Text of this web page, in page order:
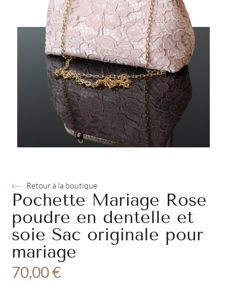
Retour à la boutique
Pochette Mariage Rose
poudre en dentelle et
soie Sac originale pour
mariage
70,00€